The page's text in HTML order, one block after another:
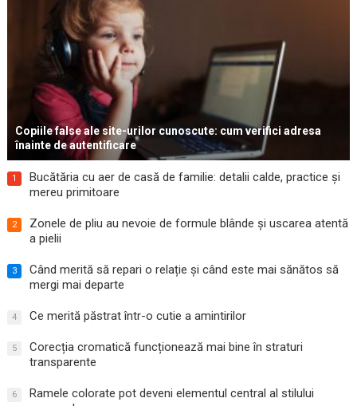
Copiile false ale site-urilor cunoscute: cum verifici adresa
înainte de autentificare
1
Bucătăria cu aer de casă de familie: detalii calde, practice și
mereu primitoare
2
Zonele de pliu au nevoie de formule blânde și uscarea atentă
a pielii
3
Când merită să repari o relație și când este mai sănătos să
mergi mai departe
4 Ce merită păstrat într-o cutie a amintirilor
5
Corecția cromatică funcționează mai bine în straturi
transparente
6
Ramele colorate pot deveni elementul central al stilului